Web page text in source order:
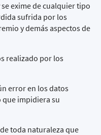
exime de cualquier tipo
sufrida por los
y demás aspectos de
realizado por los
error en los datos
impidiera su
toda naturaleza que